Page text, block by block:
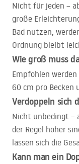
Nicht für jeden –
große
Bad nutzen,
Ordnung bleibt
Wie groß muss
Empfohlen
60 cm pro Becken
Verdoppeln sich
Nicht unbedingt –
der Regel höher
lassen sich die
Kann man ein